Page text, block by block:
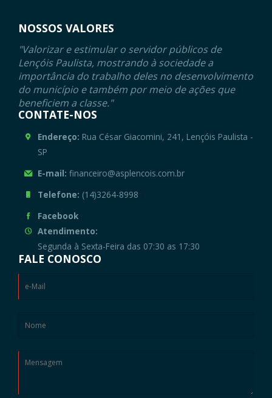
NOSSOS VALORES
"Valorizar e estimular o servidor públicos de
Lençóis Paulista, mostrando à sociedade a
importância do trabalho deles no desenvolvimento
do município e também por meio de ações que
beneficiem a classe."
CONTATE-NOS
Endereço: Rua César Giacomini, 241, Lençóis Paulista -
SP
E-mail: financeiro@asplencois.com.br
Telefone: (14)3264-8998
Facebook
Atendimento:
Segunda à Sexta-Feira das 07:30 as 17:30
FALE CONOSCO